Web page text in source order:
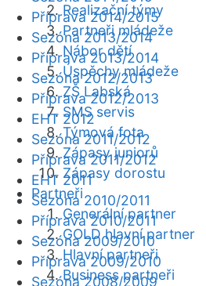
Realizační týmy
Partneři mládeže
Nábor dětí
Úspěchy mládeže
ZŠ Labská
SMS servis
Týmová fota
Zápasy juniorů
Zápasy dorostu
Partneři
Generální partner
GOLD hlavní partner
Hlavní partneři
Business partneři
Příprava 2014/2015
Sezóna 2013/2014
Příprava 2013/2014
Sezóna 2012/2013
Příprava 2012/2013
EHT 2012
Sezóna 2011/2012
Příprava 2011/2012
EHT 2011
Sezóna 2010/2011
Příprava 2010/2011
Sezóna 2009/2010
Příprava 2009/2010
Sezóna 2008/2009